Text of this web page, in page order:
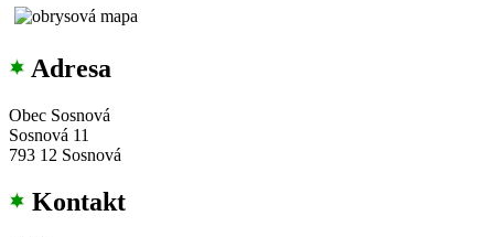
Adresa
Obec Sosnová
Sosnová 11
793 12 Sosnová
Kontakt